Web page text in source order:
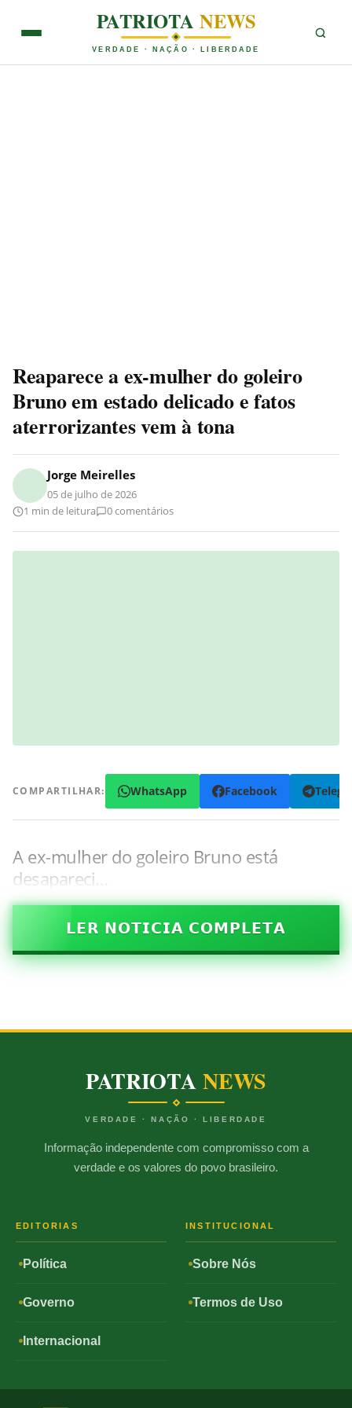
PATRIOTANEWS
VERDADE · NAÇÃO · LIBERDADE
Reaparece a ex-mulher do goleiro
Bruno em estado delicado e fatos
aterrorizantes vem à tona
Jorge Meirelles
05 de julho de 2026
1 min de leitura
0 comentários
COMPARTILHAR: WhatsApp Facebook
A ex-mulher do goleiro Bruno está
desapareci…
𝗟𝗘𝗥 𝗡𝗢𝗧𝗜𝗖𝗜𝗔 𝗖𝗢𝗠𝗣𝗟𝗘𝗧𝗔
PATRIOTANEWS
VERDADE · NAÇÃO · LIBERDADE
Informação independente com compromisso com a
verdade e os valores do povo brasileiro.
EDITORIAS
Política
Governo
Internacional
INSTITUCIONAL
Sobre Nós
Termos de Uso